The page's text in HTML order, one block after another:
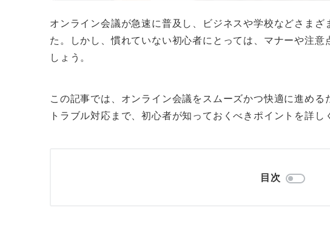
オンライン会議が急速に普及し、ビジネスや学校などさま
た。しかし、慣れていない初心者にとっては、マナーや注
しょう。
この記事では、オンライン会議をスムーズかつ快適に進める
トラブル対応まで、初心者が知っておくべきポイントを詳し
目次